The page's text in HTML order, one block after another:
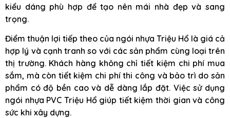
kiểu dáng phù hợp để tạo nên mái nhà đẹp và sang
trọng.
Điểm thuận lợi tiếp theo của ngói nhựa Triệu Hổ là giá cả
hợp lý và cạnh tranh so với các sản phẩm cùng loại trên
thị trường. Khách hàng không chỉ tiết kiệm chi phí mua
sắm, mà còn tiết kiệm chi phí thi công và bảo trì do sản
phẩm có độ bền cao và dễ dàng lắp đặt. Việc sử dụng
ngói nhựa PVC Triệu Hổ giúp tiết kiệm thời gian và công
sức khi xây dựng.